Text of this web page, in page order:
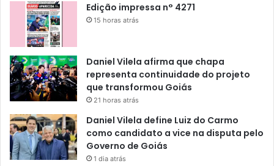
Edição impressa n° 4271
15 horas atrás
Daniel Vilela afirma que chapa
representa continuidade do projeto
que transformou Goiás
21 horas atrás
Daniel Vilela define Luiz do Carmo
como candidato a vice na disputa pelo
Governo de Goiás
1 dia atrás